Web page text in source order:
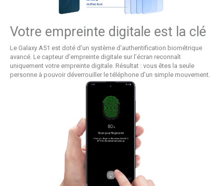
Votre empreinte digitale est la clé
Le Galaxy A51 est doté d’un système d’authentification biométrique
avancé. Le capteur d’empreinte digitale sur l’écran reconnaît
uniquement votre empreinte digitale. Résultat : vous êtes la seule
personne à pouvoir déverrouiller le téléphone d’un simple mouvement.